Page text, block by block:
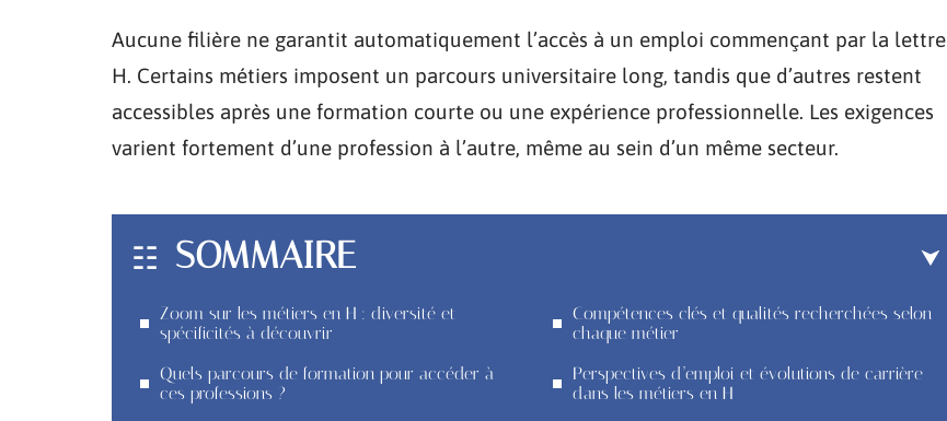
Aucune filière ne garantit automatiquement l’accès à un emploi commençant par la lettre
H. Certains métiers imposent un parcours universitaire long, tandis que d’autres restent
accessibles après une formation courte ou une expérience professionnelle. Les exigences
varient fortement d’une profession à l’autre, même au sein d’un même secteur.
SOMMAIRE
Zoom sur les métiers en H : diversité et
spécificités à découvrir
Quels parcours de formation pour accéder à
ces professions ?
Compétences clés et qualités recherchées selon
chaque métier
Perspectives d’emploi et évolutions de carrière
dans les métiers en H